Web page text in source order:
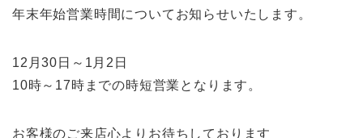
年末年始営業時間についてお知らせいたします。
12月30日～1月2日
10時～17時までの時短営業となります。
お客様のご来店心よりお待ちしております